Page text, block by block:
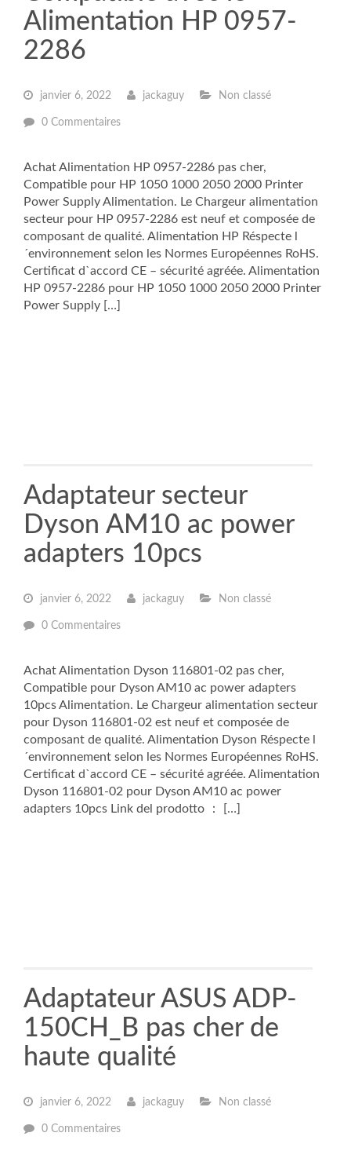
Alimentation HP 0957-
2286
janvier 6, 2022 jackaguy Non classé
0 Commentaires
Achat Alimentation HP 0957-2286 pas cher,
Compatible pour HP 1050 1000 2050 2000 Printer
Power Supply Alimentation. Le Chargeur alimentation
secteur pour HP 0957-2286 est neuf et composée de
composant de qualité. Alimentation HP Réspecte l
´environnement selon les Normes Européennes RoHS.
Certificat d`accord CE – sécurité agréée. Alimentation
HP 0957-2286 pour HP 1050 1000 2050 2000 Printer
Power Supply […]
Adaptateur secteur
Dyson AM10 ac power
adapters 10pcs
janvier 6, 2022 jackaguy Non classé
0 Commentaires
Achat Alimentation Dyson 116801-02 pas cher,
Compatible pour Dyson AM10 ac power adapters
10pcs Alimentation. Le Chargeur alimentation secteur
pour Dyson 116801-02 est neuf et composée de
composant de qualité. Alimentation Dyson Réspecte l
´environnement selon les Normes Européennes RoHS.
Certificat d`accord CE – sécurité agréée. Alimentation
Dyson 116801-02 pour Dyson AM10 ac power
adapters 10pcs Link del prodotto ： […]
Adaptateur ASUS ADP-
150CH_B pas cher de
haute qualité
janvier 6, 2022 jackaguy Non classé
0 Commentaires